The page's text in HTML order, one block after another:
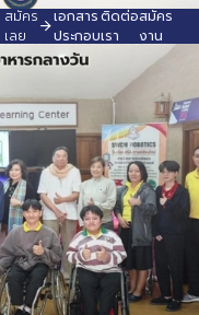
สมัคร
เลย
เอกสาร
ประกอบ
ติดต่อ
เรา
สมัคร
งาน